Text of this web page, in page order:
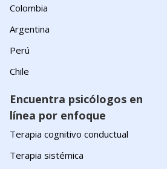
Colombia
Argentina
Perú
Chile
Encuentra psicólogos en
línea por enfoque
Terapia cognitivo conductual
Terapia sistémica